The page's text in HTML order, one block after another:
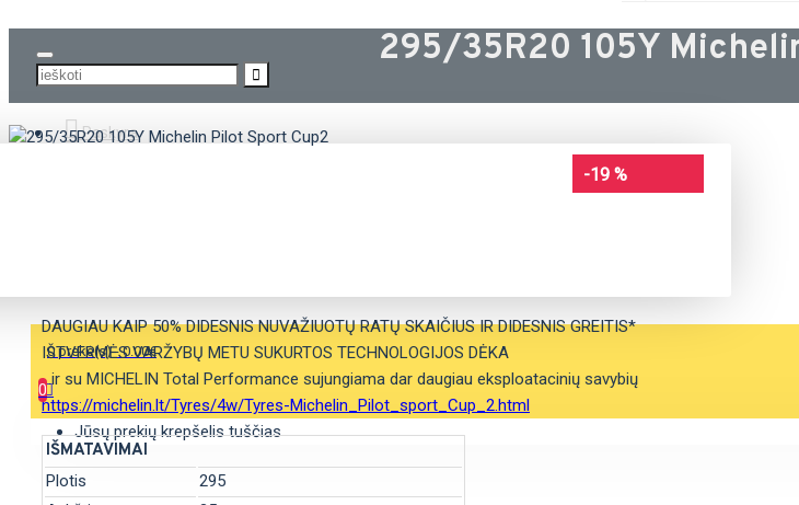
Paskyra
0 prekė(s) - 0.00€
0
Jūsų prekių krepšelis tuščias
295/35R20 105Y
-19 %
DAUGIAU KAIP 50% DIDESNIS NUVAŽIUOTŲ RATŲ SKAIČIUS IR DIDESNIS GREITIS*
IŠTVERMĖS VARŽYBŲ METU SUKURTOS TECHNOLOGIJOS DĖKA
…ir su MICHELIN Total Performance sujungiama dar daugiau eksploatacinių savybių
https://michelin.lt/Tyres/4w/Tyres-Michelin_Pilot_sport_Cup_2.html
IŠMATAVIMAI
Plotis
295